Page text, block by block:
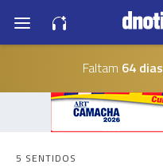
Faltam 64 dias
5 SENTIDOS